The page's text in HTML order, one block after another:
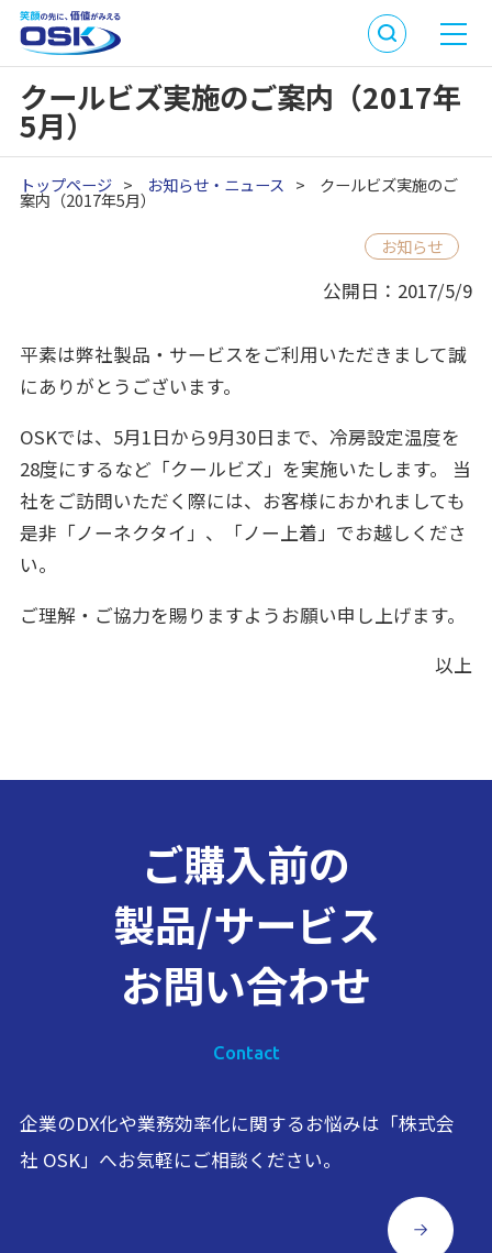
クールビズ実施のご案内（2017年
5月）
トップページ > お知らせ・ニュース > クールビズ実施のご
案内（2017年5月）
お知らせ
公開日：2017/5/9
平素は弊社製品・サービスをご利用いただきまして誠
にありがとうございます。
OSKでは、5月1日から9月30日まで、冷房設定温度を
28度にするなど「クールビズ」を実施いたします。 当
社をご訪問いただく際には、お客様におかれましても
是非「ノーネクタイ」、「ノー上着」でお越しくださ
い。
ご理解・ご協力を賜りますようお願い申し上げます。
以上
ご購入前の
製品/サービス
お問い合わせ
Contact
企業のDX化や業務効率化に関するお悩みは「株式会
社 OSK」へお気軽にご相談ください。